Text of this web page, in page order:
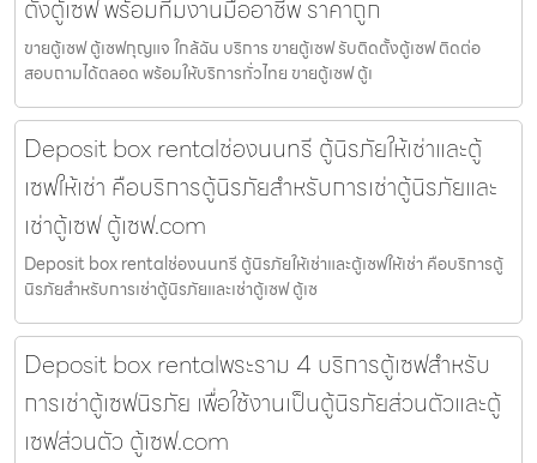
ตั้งตู้เซฟ พร้อมทีมงานมืออาชีพ ราคาถูก
ขายตู้เซฟ ตู้เซฟกุญแจ ใกล้ฉัน บริการ ขายตู้เซฟ รับติดตั้งตู้เซฟ ติดต่อ
สอบถามได้ตลอด พร้อมให้บริการทั่วไทย ขายตู้เซฟ ตู้เ
Deposit box rentalช่องนนทรี ตู้นิรภัยให้เช่าและตู้
เซฟให้เช่า คือบริการตู้นิรภัยสำหรับการเช่าตู้นิรภัยและ
เช่าตู้เซฟ ตู้เซฟ.com
Deposit box rentalช่องนนทรี ตู้นิรภัยให้เช่าและตู้เซฟให้เช่า คือบริการตู้
นิรภัยสำหรับการเช่าตู้นิรภัยและเช่าตู้เซฟ ตู้เซ
Deposit box rentalพระราม 4 บริการตู้เซฟสำหรับ
การเช่าตู้เซฟนิรภัย เพื่อใช้งานเป็นตู้นิรภัยส่วนตัวและตู้
เซฟส่วนตัว ตู้เซฟ.com